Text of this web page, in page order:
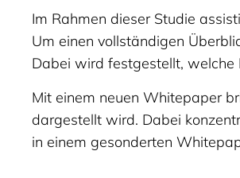
Im Rahmen dieser Studie
Um einen vollständigen
Dabei wird festgestellt, welche
Mit einem neuen Whitepaper
dargestellt wird. Dabei
in einem gesonderten